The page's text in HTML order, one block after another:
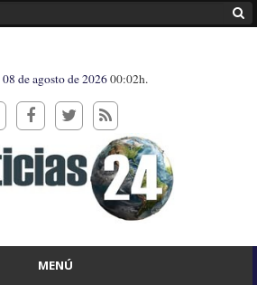
08 de agosto de 202600:02h.
MENÚ